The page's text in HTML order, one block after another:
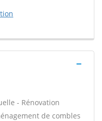
- Rénovation
de combles